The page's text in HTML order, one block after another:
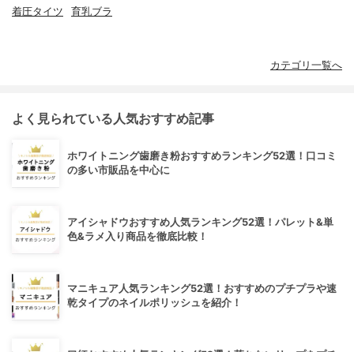
着圧タイツ 育乳ブラ
カテゴリ一覧へ
よく見られている人気おすすめ記事
ホワイトニング歯磨き粉おすすめランキング52選！口コミ
の多い市販品を中心に
アイシャドウおすすめ人気ランキング52選！パレット&単
色&ラメ入り商品を徹底比較！
マニキュア人気ランキング52選！おすすめのプチプラや速
乾タイプのネイルポリッシュを紹介！